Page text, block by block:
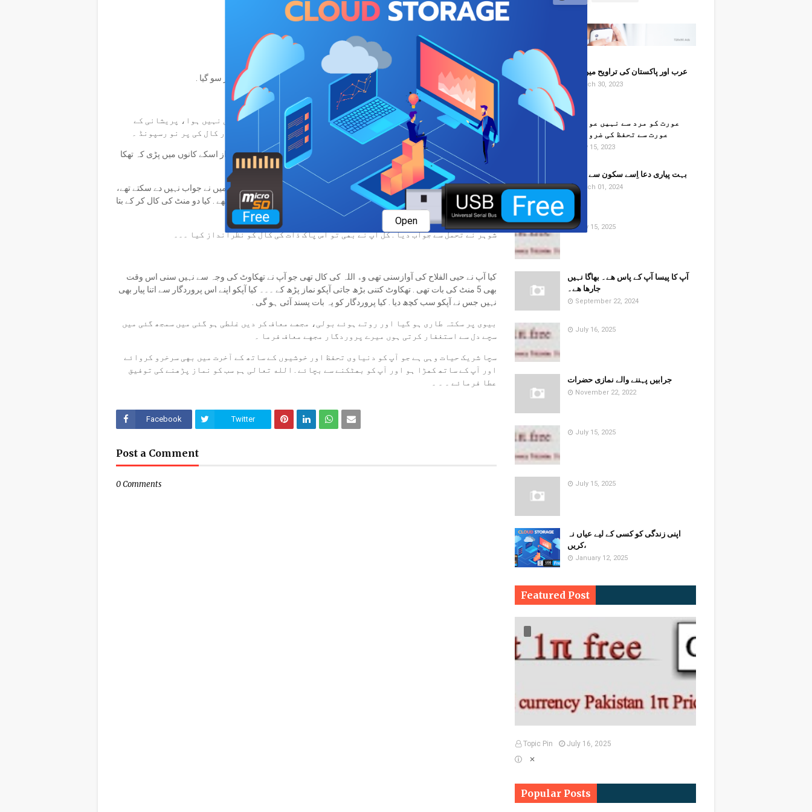
ﺍﯾﮏ ﺟﻮﮌﮮ ﮐﯽ ﻟﻮ ﻣﯿﺮﯾﺞ ﮨﻮﺋﯽ ﺍﻭﺭ ﺍﻧﮑﯽ ﺯﻧﺪﮔﯽ ﻣﺎﺷﺎءﺍﻟﻠﮧ ﺧﻮﺷﯿﻮﮞ ﺳﮯ ﺑﻬﺮﯼ ﺗﻬﯽ .
ﺷﻮہر ﺍﯾﮏ ﺩﻥ ﺑﯿﻮﯼ ﺳﮯ . ﺗﻢ ﻧﮯ ﺁﺝ ﻧﻤﺎﺯ ﻧﮩﯿﮟ ﭘﮍﮬﯽ۔
ﺑﯿﻮﯼ . ﺗﮭﮏ گئی ﺗﮭﯽ، ﺍﺱ ﻟﯿﮯ ﻧﮩﯿﮟ ﭘﮍﻫﯽ ﺻﺒﺢ ﭘﮍھ ﻟﻮﻧﮕﯽ۔
ﺷﻮہر ﮐﻮ ﯾﮧ ﺑﺎﺕ ﺑﺮﯼ ﻟﮕﯽ ﻣﮕﺮ ﺑﯿﻮﯼ ﮐﻮ ﮐﭽھ ﻧﮧ ﮐﮩﺎ . ﺧﻮﺩ ﻧﻤﺎﺯ ﭘﮍﻫﯽ ﺗﻼﻭﺕ ﮐﯽ ﺍﻭﺭ ﺳﻮ ﮔﯿﺎ .
ﺩﻭﺳﺮﮮ ﺩﻥ ﺑﯿﻮﯼ کے ﺍﭨﻬﻨﮯ ﺳﮯ ﭘﮩﻠﮯ ﮨﯽ ﻧﻤﺎﺯ ﭘﮍﮪ کر ﺩﻓﺘﺮ ﮐﯿﻠﺌﮯ ﻧﮑﻞ ﮔﯿﺎ۔
ﺑﯿﻮﯼ ﺍﭨﻬﯽ ﺷﻮﮨﺮ ﮐﻮ ﻧﮧ ﭘﺎ ﮐﺮ ﺑﮩﺖ ﭘﺮﯾﺸﺎﻥ ﮨﻮﺋﯽ ﮐﮧ ﺍﺱ ﺳﮯ ﭘﮩﻠﮯ ﺍﯾﺴﺎ ﮐﺒﻬﯽ ﻧﮩﯿﮟ ﮨﻮﺍ، ﭘﺮﯾﺸﺎﻧﯽ کے
ﻋﺎﻟﻢ ﻣﯿﮟ ﺑﯿﻮﯼ ﻧﮯ ﺷﻮﮨﺮ ﮐﻮ ﻓﻮﻥ ﮐﯿﺎ۔ مگر ﮐﺎﻝ ﺍﭨﯿﻨﮉ ﻧﮩﯿﮟ ہوئی۔ ﺑﺎﺭ ﺑﺎﺭ ﮐﺎﻝ ﮐﯽ ﭘﺮ ﻧﻮ ﺭﺳﭙﻮﻧﮉ ۔
ﺑﯿﻮﯼ ﮐﯽ ﭘﺮﯾﺸﺎﻧﯽ ﺑﮍﻫﺘﯽ ﮨﯽ ﺟﺎ ﺭﮨﯽ ﺗﻬﯽ ﮐﭽھ ﮔﮭﻨﭩﮯ ﺑﻌﺪ ﮐﺎﻝ ﮐﯽ ﺗﻮ ﺷﻮہر ﮐﯽ ﺁﻭﺍﺯ ﺍﺳﮑﮯ ﮐﺎﻧﻮﮞ ﻣﯿﮟ ﭘﮍی کہ ﺗﻬﮑﺎ
ﮨﻮﺍ ﺗﻬﺎ ﻟﯿﭧ ﮔﯿﺎ ﻧﯿﻨﺪ ﺁ گئی۔
ﺑﯿﻮﯼ ﻧﮯ ﺍﯾﮏ ﺳﺎﻧﺲ ﻣﯿﮟ نہ ﺟﺎﻧﮯ ﮐﺘﻨﮯ ﺳﻮﺍﻝ ﮐﺮ ﺩیئے . ﮐﮩﺎﮞ ﺗﮭﮯ ﺁﭖ؟ ﮐﺘﻨﯽ ﮐﺎﻟﺰ ﮐﯽ ﻣﯿﮟ ﻧﮯ ﺟﻮﺍﺏ ﻧﮩﯿﮟ ﺩﮮ ﺳﮑﺘﮯ ﺗﻬﮯ،
ﭘﺘﮧ ﮨﮯ ﯾﮧ ﻭﻗﺖ ﻣﺠھ ﭘﮧ ﮐﯿﺴﮯ ﮔﺰﺭﺍ . ﺁﭖ ﮐﻮ ذﺭﺍ ﺧﯿﺎﻝ ﻧﮩﯿﮟ . ﮐﻢ ﺳﮯ ﮐﻢ ﺑﺘﺎ ﺗﻮ ﺳﮑﺘﮯ ﺗﻬﮯ . ﮐﯿﺎ ﺩﻭ ﻣﻨﭧ ﮐﯽ ﮐﺎﻝ ﮐﺮ کے ﺑﺘﺎ
ﺩﯾﺘﮯ ﺗﻮ ﮐﺘﻨﯽ ﺗﻬﮑﺎﻭﭦ ﺑﮍھ ﺟﺎﺗﯽ ﺁپ کی؟ ﻣﺠھ ﺳﮯ ذﺭﺍ ﭘﯿﺎﺭ ﻧﮩﯿﮟ .
ﺷﻮہر ﻧﮯ ﺗﺤﻤﻞ ﺳﮯ ﺟﻮﺍﺏ ﺩﯾﺎ . ﮐﻞ ﺁﭖ ﻧﮯ ﺑﮭﯽ ﺗﻮ ﺍﺱ ﭘﺎﮎ ﺫﺍﺕ ﮐﯽ ﮐﺎﻝ ﮐﻮ ﻧﻈﺮﺍﻧﺪﺍﺯ ﮐﯿﺎ ۔۔۔
ﮐﯿﺎ ﺁﭖ ﻧﮯ ﺣﯿﯽ ﺍﻟﻔﻼﺡ ﮐﯽ ﺁﻭﺍﺯﺳﻨﯽ ﺗﻬﯽ ﻭﮦ اللہ ﮐﯽ ﮐﺎﻝ ﺗﻬﯽ ﺟﻮ ﺁﭖ ﻧﮯ ﺗﻬﮑﺎﻭﭦ ﮐﯽ ﻭﺟﮧ ﺳﮯ ﻧﮩﯿﮟ ﺳﻨﯽ ﺍﺱ ﻭﻗﺖ
ﺑﻬﯽ 5 ﻣﻨﭧ ﮐﯽ ﺑﺎﺕ ﺗﻬﯽ . ﺗﻬﮑﺎﻭﭦ ﮐﺘﻨﯽ ﺑﮍھ ﺟﺎﺗﯽ ﺁﭘﮑﻮ ﻧﻤﺎﺯ ﭘﮍھ ﮐﮯ ۔۔۔ ﮐﯿﺎ ﺁﭘﮑﻮ ﺍﭘﻨﮯ ﺍﺱ ﭘﺮﻭﺭﺩﮔﺎﺭ ﺳﮯ ﺍﺗﻨﺎ ﭘﯿﺎﺭ ﺑﻬﯽ
ﻧﮩﯿﮟ ﺟﺲ ﻧﮯ ﺁﭘﮑﻮ ﺳﺐ ﮐﭽھ ﺩﯾﺎ . ﮐﯿﺎ ﭘﺮﻭﺭﺩﮔﺎﺭ ﮐﻮ ﯾﮧ ﺑﺎﺕ ﭘﺴﻨﺪ ﺁﺋﯽ ﮨﻮ ﮔﯽ .
ﺑﯿﻮﯼ ﭘﺮ ﺳﮑﺘﮧ ﻃﺎﺭﯼ ہو ﮔﯿﺎ ﺍﻭﺭ ﺭﻭﺗﮯ ہوئے ﺑﻮﻟﯽ، ﻣﺠﮭﮯ ﻣﻌﺎﻑ ﮐﺮ ﺩﯾﮟ ﻏﻠﻄﯽ ﮨﻮ ﮔﺌﯽ ﻣﯿﮟ ﺳﻤﺠھ ﮔﺌﯽ ﻣﯿﮟ
ﺳﭽﮯ ﺩﻝ ﺳﮯ ﺍﺳﺘﻐﻔﺎﺭ ﮐﺮﺗﯽ ﮨﻮﮞ ﻣﯿﺮﮮ ﭘﺮﻭﺭﺩﮔﺎﺭ ﻣﺠﻬﮯ ﻣﻌﺎﻑ ﻓﺮﻣﺎ ۔
ﺳﭽﺎ ﺷﺮﯾﮏ ﺣﯿﺎﺕ ﻭﮨﯽ ﮨﮯ ﺟﻮ ﺁﭖ ﮐﻮ ﺩﻧﯿﺎﻭﯼ ﺗﺤﻔﻆ ﺍﻭﺭ ﺧﻮﺷﯿﻮﮞ ﮐﮯ ﺳﺎﺗھ ﮐﮯ ﺁﺧﺮﺕ ﻣﯿﮟ ﺑﻬﯽ ﺳﺮﺧﺮﻭ ﮐﺮﻭﺍﺋﮯ
ﺍﻭﺭ ﺁﭖ ﮐﮯ ﺳﺎﺗﮫ ﮐﮭﮍﺍ ہو ﺍﻭﺭ ﺁﭖ ﮐﻮ ﺑﮭﭩﮑﻨﮯ ﺳﮯ ﺑﭽﺎﺋﮯ . ﺍﻟﻠﻪ ﺗﻌﺎﻟﯽ ﮨﻢ ﺳﺐ ﮐﻮ ﻧﻤﺎﺯ ﭘﮍﻫﻨﮯ ﮐﯽ ﺗﻮﻓﯿﻖ
ﻋﻄﺎ ﻓﺮﻣﺎﺋﮯ ۔ ۔ ۔
Facebook Twitter
Post a Comment
0 Comments
Open
عرب اور پاکستان کی تراویح میں فرق
March 30, 2023
​​عورت کو مرد سے نہیں عورت کو
عورت سے تحفظ کی ضرورت ہے
May 15, 2023
بہت پیاری دعا اِسے سکون سے پڑھیں
March 01, 2024
July 15, 2025
آپ کا پیسا آپ کے پاس ھے۔ بھاگا نہیں
جارھا ھے۔
September 22, 2024
July 16, 2025
جرابیں پہننے والے نمازی حضرات
November 22, 2022
July 15, 2025
July 15, 2025
اپنی زندگی کو کسی کے لیے عیاں نہ
کریں،
January 12, 2025
Featured Post
Topic Pin
July 16, 2025
ⓘ ✕
Popular Posts